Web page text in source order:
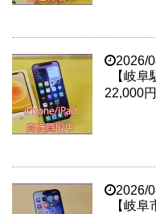
2026/
【岐
22,000
2026/
【岐